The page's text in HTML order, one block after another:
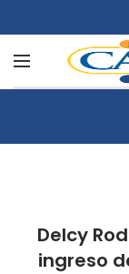
Delcy
ingreso